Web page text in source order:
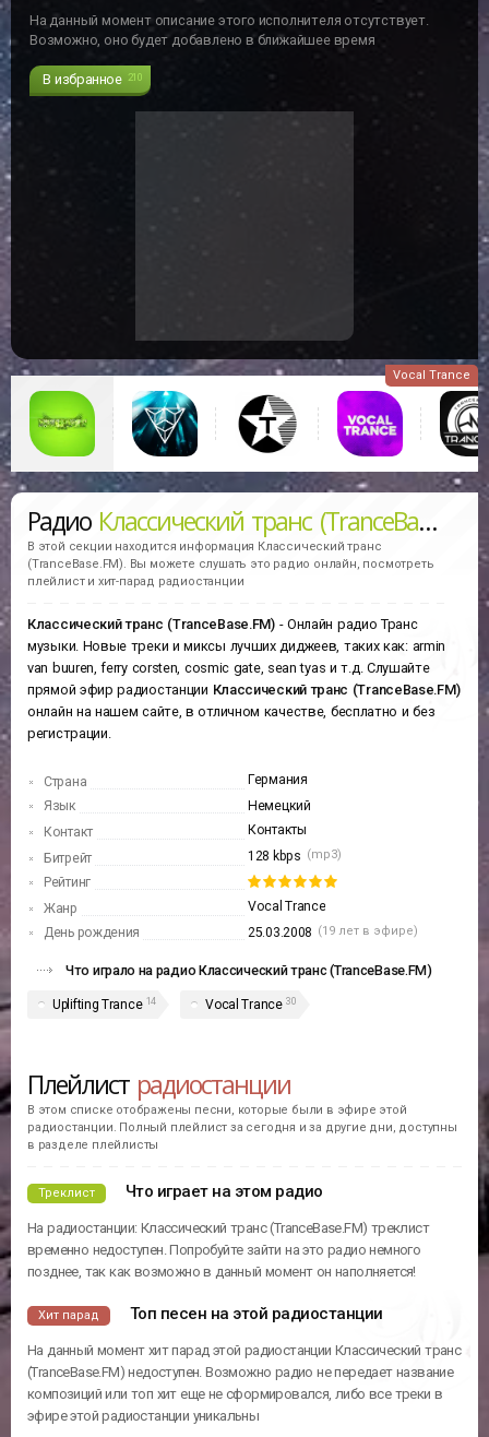
На данный момент описание этого исполнителя отсутствует.
Возможно, оно будет добавлено в ближайшее время
В избранное 210
Vocal Trance
Радио Классический транс (TranceBase.FM)
В этой секции находится информация Классический транс
(TranceBase.FM). Вы можете слушать это радио онлайн, посмотреть
плейлист и хит-парад радиостанции
Классический транс (TranceBase.FM)- Онлайн радио Транс
музыки. Новые треки и миксы лучших диджеев, таких как: armin
van buuren, ferry corsten, cosmic gate, sean tyas и т.д. Слушайте
прямой эфир радиостанции Классический транс (TranceBase.FM)
онлайн на нашем сайте, в отличном качестве, бесплатно и без
регистрации.
Страна
Германия
Язык
Немецкий
Контакт
Контакты
Битрейт
128 kbps (mp3)
Рейтинг
Жанр
Vocal Trance
День рождения
25.03.2008 (19 лет в эфире)
Что играло на радио Классический транс (TranceBase.FM)
Uplifting Trance 14 Vocal Trance 30
Плейлист радиостанции
В этом списке отображены песни, которые были в эфире этой
радиостанции. Полный плейлист за сегодня и за другие дни, доступны
в разделе плейлисты
Треклист Что играет на этом радио
На радиостанции: Классический транс (TranceBase.FM) треклист
временно недоступен. Попробуйте зайти на это радио немного
позднее, так как возможно в данный момент он наполняется!
Хит парад Топ песен на этой радиостанции
На данный момент хит парад этой радиостанции Классический транс
(TranceBase.FM) недоступен. Возможно радио не передает название
композиций или топ хит еще не сформировался, либо все треки в
эфире этой радиостанции уникальны